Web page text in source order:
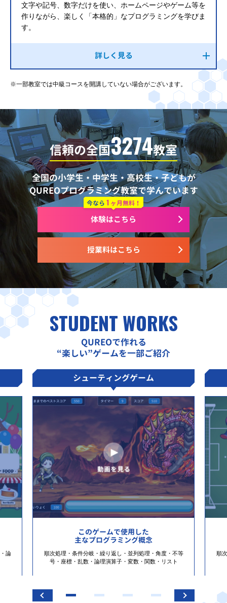
文字や記号、数字だけを使い、ホームページやゲーム等を
作りながら、楽しく「本格的」なプログラミングを学びま
す。
詳しく見る
※一部教室では中級コースを開講していない場合がございます。
信頼の全国3274教室
全国の小学生・中学生・高校生・子どもが
QUREOプログラミング教室で学んでいます
授業料はこちら
今なら 1 ヶ月無料！
体験はこちら
STUDENT WORKS
QUREOで作れる
“楽しい”ゲームを一部ご紹介
論
シューティングゲーム
このゲームで使用した
主なプログラミング概念
順次処理・条件分岐・繰り返し・並列処理・角度・不等
号・座標・乱数・論理演算子・変数・関数・リスト
順